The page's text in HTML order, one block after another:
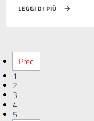
LEGGI DI PIÙ
Prec
1
2
3
4
5